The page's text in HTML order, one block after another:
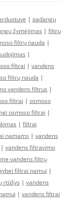
| padangų
žymėjimas | filtrų
filtrų nauda |
|
filtrai | vandens
filtrų nauda |
vandens filtrus |
filtrai | osmoso
osmoso filtrai |
| filtrai
namams | vandens
| vandens filtravimo
vandens filtrų
filtrai namui |
rtūšys | vandens
| vandens filtrai